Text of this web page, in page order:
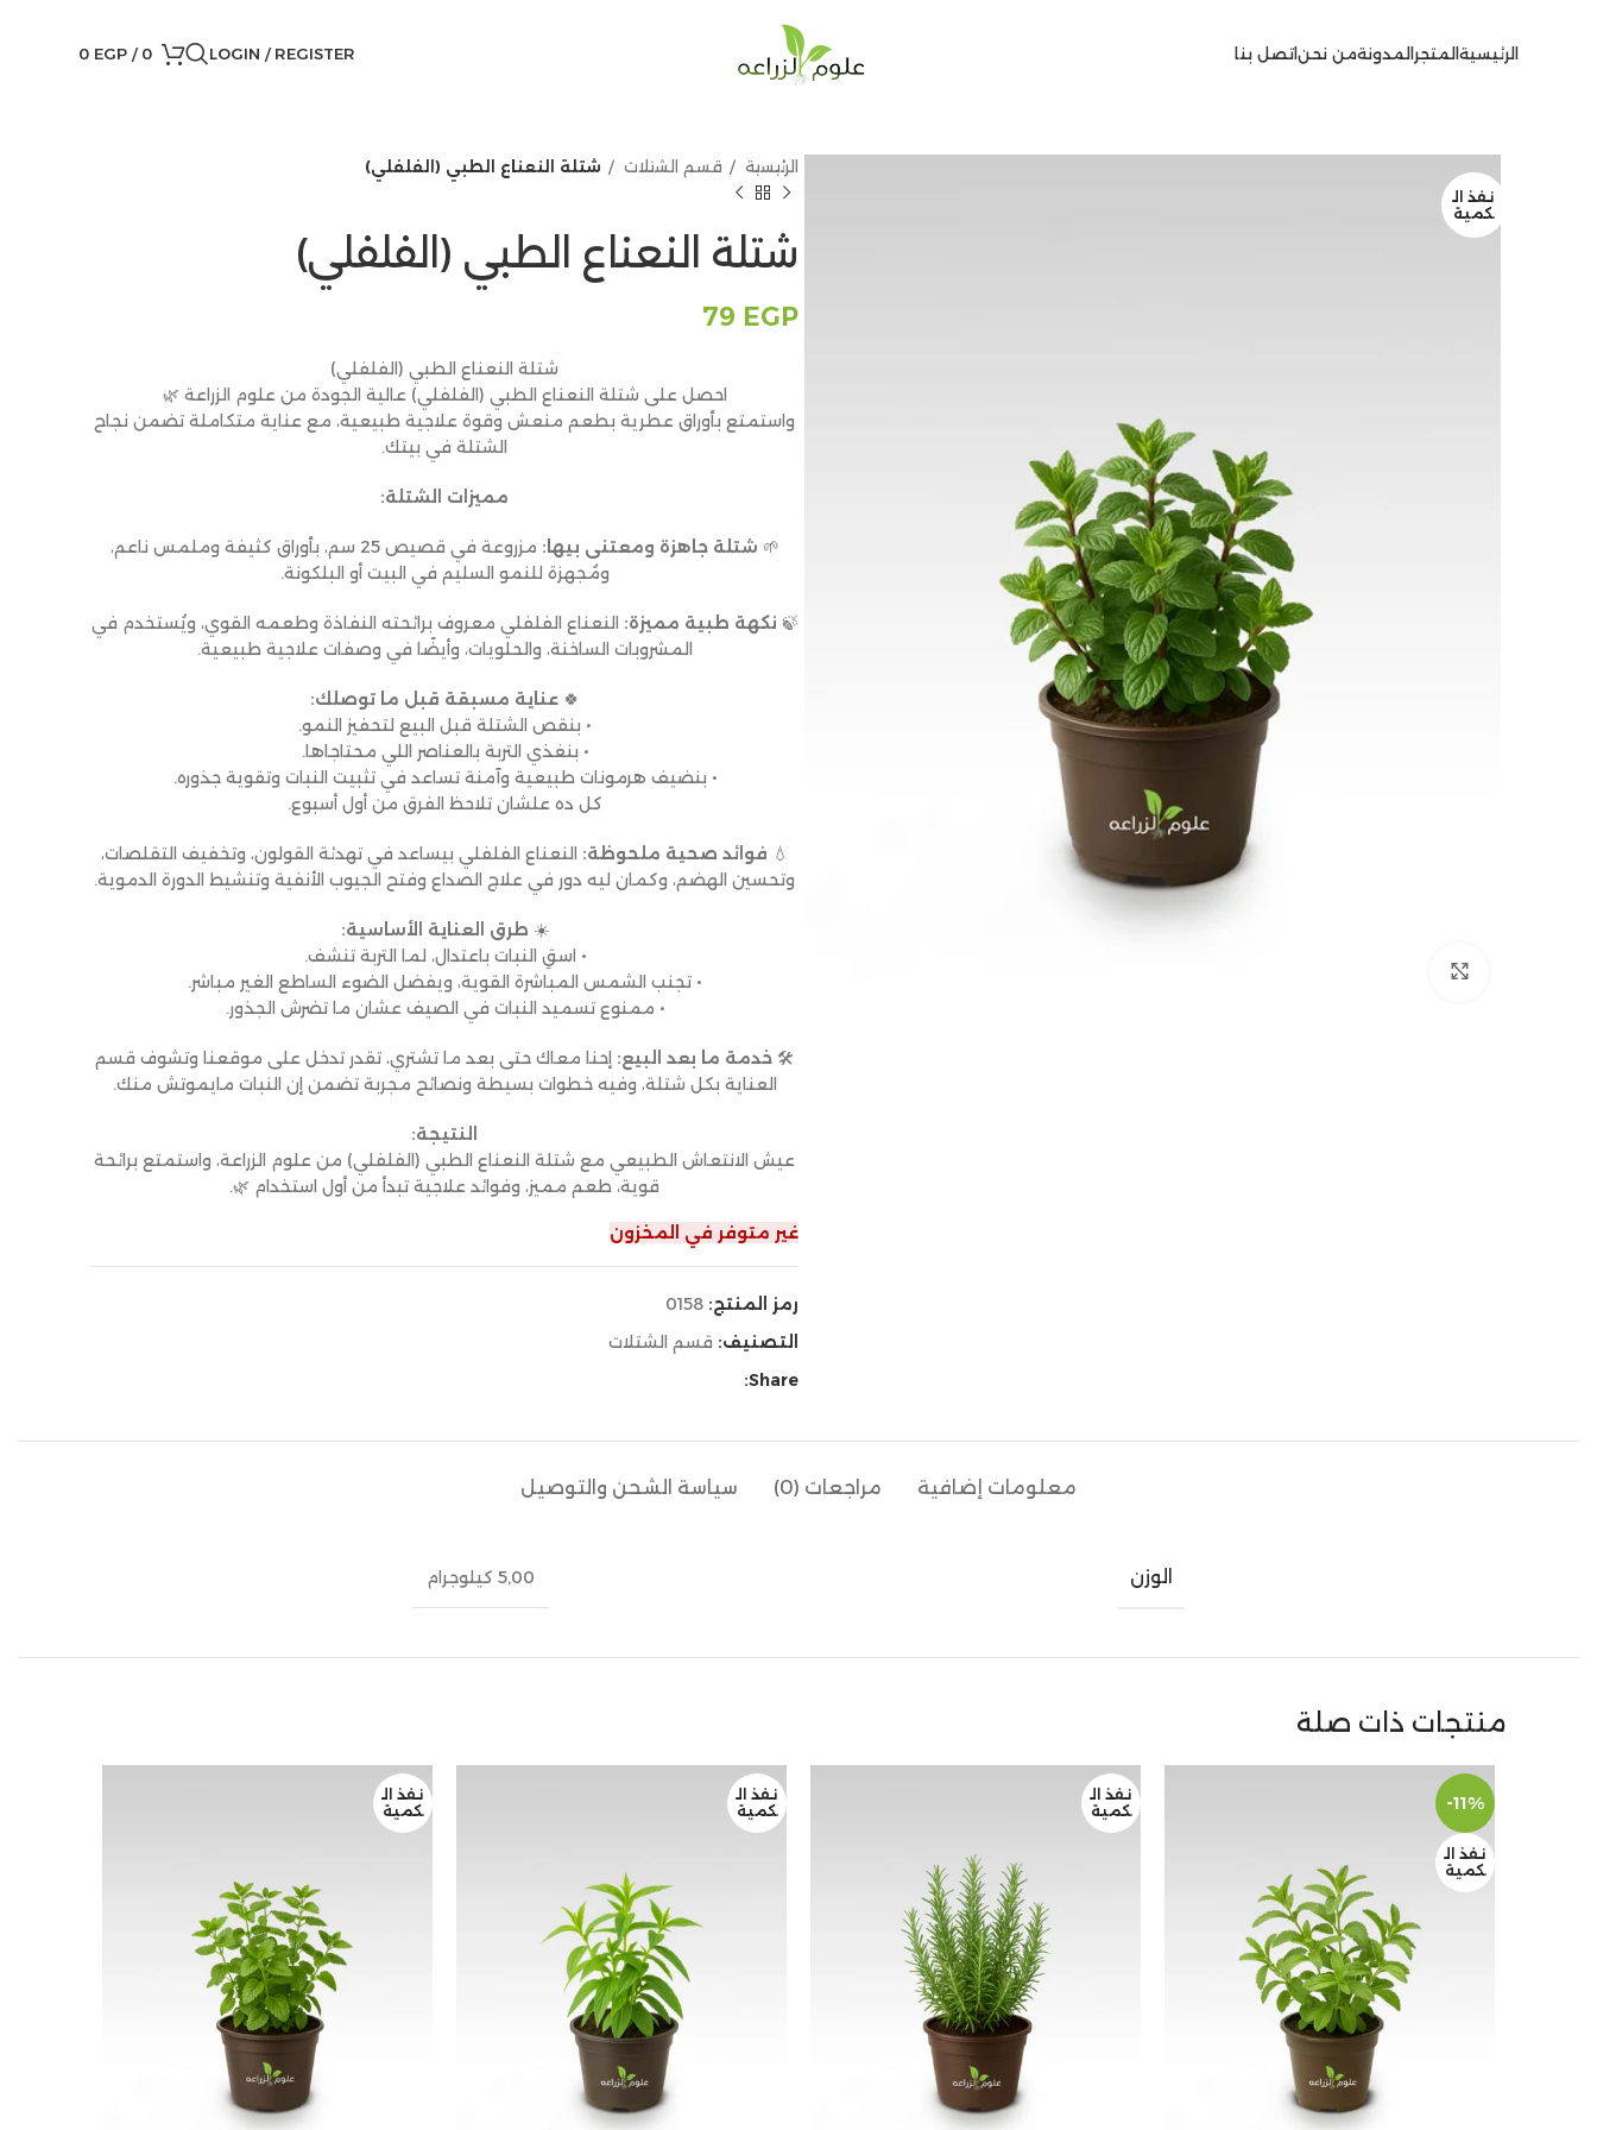
الرئيسيةالمتجرالمدونةمن نحناتصل بنا LOGIN / REGISTER
0
/
0 EGP
نفذ ال
كمية
الرئيسية قسم الشتلات شتلة النعناع الطبي (الفلفلي)
شتلة النعناع الطبي (الفلفلي)
79 EGP
شتلة النعناع الطبي (الفلفلي)
احصل على شتلة النعناع الطبي (الفلفلي) عالية الجودة من علوم الزراعة 🌿
واستمتع بأوراق عطرية بطعم منعش وقوة علاجية طبيعية، مع عناية متكاملة تضمن نجاح
الشتلة في بيتك.
مميزات الشتلة:
🌱 شتلة جاهزة ومعتنى بيها:
مزروعة في قصيص 25 سم، بأوراق كثيفة وملمس ناعم،
ومُجهزة للنمو السليم في البيت أو البلكونة.
🍃 نكهة طبية مميزة: النعناع الفلفلي معروف برائحته النفاذة وطعمه القوي، ويُستخدم في
المشروبات الساخنة، والحلويات، وأيضًا في وصفات علاجية طبيعية.
🍀عناية مسبقة قبل ما توصلك:
• بنقص الشتلة قبل البيع لتحفيز النمو.
• بنغذي التربة بالعناصر اللي محتاجاها.
• بنضيف هرمونات طبيعية وآمنة تساعد في تثبيت النبات وتقوية جذوره.
كل ده علشان تلاحظ الفرق من أول أسبوع.
💧 فوائد صحية ملحوظة: النعناع الفلفلي بيساعد في تهدئة القولون، وتخفيف التقلصات،
وتحسين الهضم، وكمان ليه دور في علاج الصداع وفتح الجيوب الأنفية وتنشيط الدورة الدموية.
☀️ طرق العناية الأساسية:
• اسقِ النبات باعتدال، لما التربة تنشف.
• تجنب الشمس المباشرة القوية، ويفضل الضوء الساطع الغير مباشر.
• ممنوع تسميد النبات في الصيف عشان ما تضرش الجذور.
🛠️ خدمة ما بعد البيع: إحنا معاك حتى بعد ما تشتري، تقدر تدخل على موقعنا وتشوف قسم
العناية بكل شتلة، وفيه خطوات بسيطة ونصائح مجربة تضمن إن النبات مايموتش منك.
النتيجة:
عيش الانتعاش الطبيعي مع شتلة النعناع الطبي (الفلفلي) من علوم الزراعة، واستمتع برائحة
قوية، طعم مميز، وفوائد علاجية تبدأ من أول استخدام 🌿.
غير متوفر في المخزون
رمز المنتج: 0158
التصنيف: قسم الشتلات
Share:
معلومات إضافية مراجعات (0) سياسة الشحن والتوصيل
الوزن 5,00 كيلوجرام
منتجات ذات صلة
-11%
نفذ ال
كمية
نفذ ال
كمية
نفذ ال
كمية
نفذ ال
كمية